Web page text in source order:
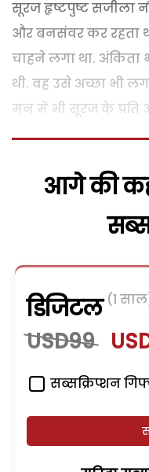
सूरज हृष्टपुष्ट सजीला
और बनसंवर कर रहता
चाहने लगा था.
थी. वह उसे अच्छा भी
मन में भी सूरज के प्रति
आगे की
डिजिटल (1
USD99
सब्सक्रिप्शन